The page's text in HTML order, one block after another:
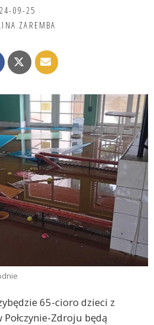
09-25
ZAREMBA
65-cioro dzieci z
Zdroju będą